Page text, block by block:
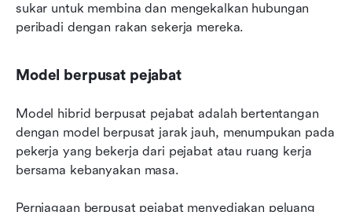
sukar untuk membina dan mengekalkan hubungan
peribadi dengan rakan sekerja mereka.
Model berpusat pejabat
Model hibrid berpusat pejabat adalah bertentangan
dengan model berpusat jarak jauh, menumpukan pada
pekerja yang bekerja dari pejabat atau ruang kerja
bersama kebanyakan masa.
Perniagaan berpusat pejabat menyediakan peluang